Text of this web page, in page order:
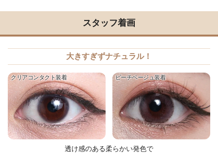
スタッフ着画
大きすぎずナチュラル！
クリアコンタクト装着 ピーチベージュ装着
透け感のある柔らかい発色で